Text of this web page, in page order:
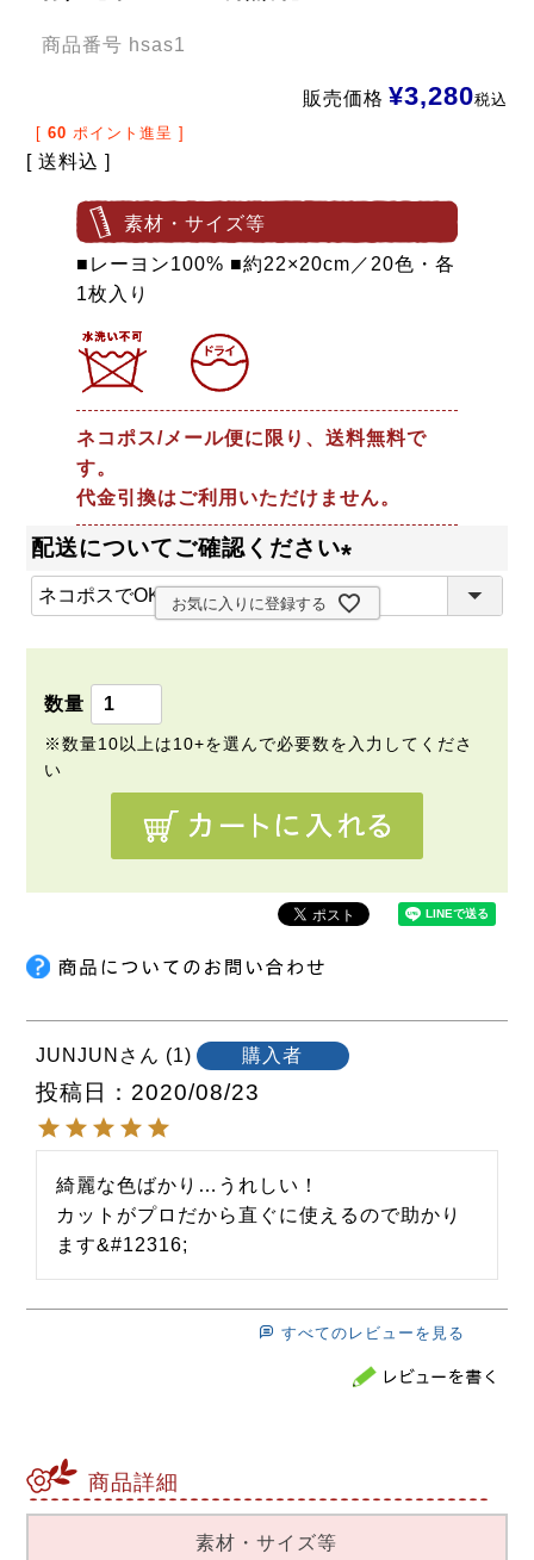
商品番号 hsas1
販売価格 ¥3,280税込
[ 60 ポイント進呈 ]
送料込
素材・サイズ等
■レーヨン100% ■約22×20cm／20色・各
1枚入り
ネコポス/メール便に限り、送料無料で
す。
代金引換はご利用いただけません。
配送についてご確認ください
(
お気に入りに登録する
JUNJUN 1 購入者
投稿日 2020/08/23
綺麗な色ばかり…うれしい！
カットがプロだから直ぐに使えるので助かり
ます&#12316;
すべてのレビューを見る
商品詳細
素材・サイズ等